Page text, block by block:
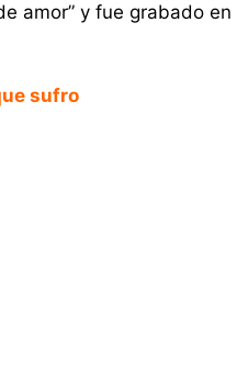
amor” y fue grabado en
sufro